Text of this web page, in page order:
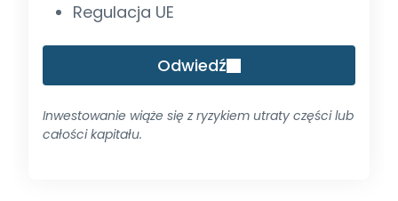
Regulacja UE
Odwiedź
Inwestowanie wiąże się z ryzykiem utraty części lub
całości kapitału.